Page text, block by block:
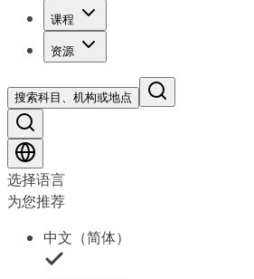
课程
资源
搜索科目、机构或地点
选择语言
为您推荐
中文（简体）